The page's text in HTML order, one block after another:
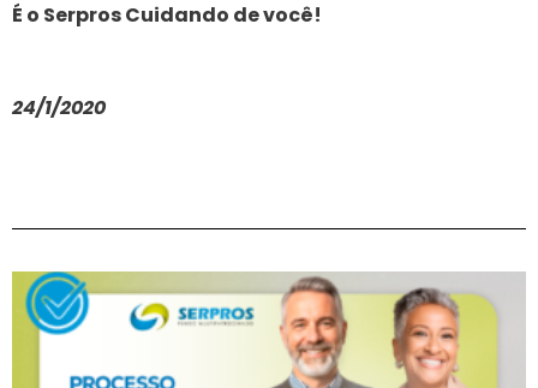
É o Serpros Cuidando de você!
24/1/2020